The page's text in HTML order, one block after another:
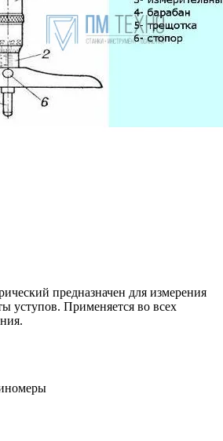
предназначен для измерения
уступов. Применяется во всех